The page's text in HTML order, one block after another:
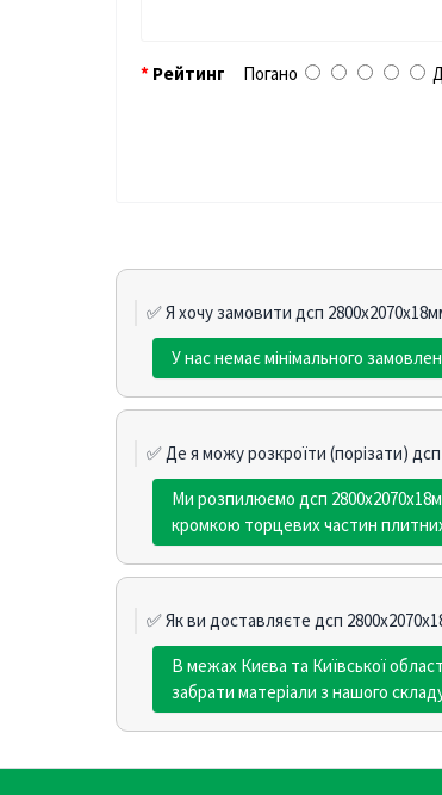
Рейтинг Погано
✅ Я хочу замовити дсп
У нас немає мінімального
✅ Де я можу розкроїти (порізати)
Ми розпилюємо дсп
кромкою торцевих частин
✅ Як ви доставляєте дсп
В межах Києва та Київської
забрати матеріали з нашого